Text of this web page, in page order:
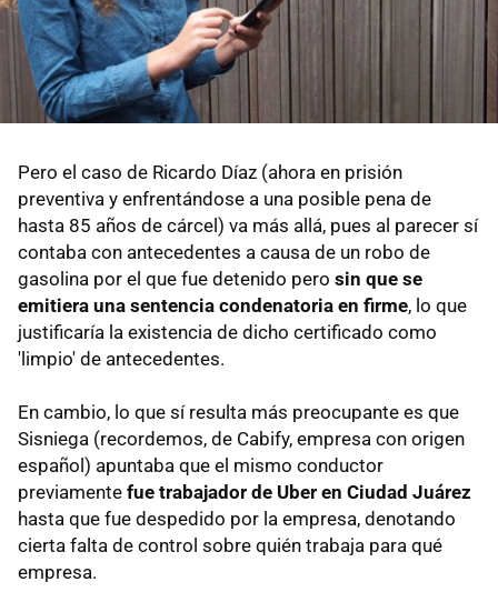
Pero el caso de Ricardo Díaz (ahora en prisión
preventiva y enfrentándose a una posible pena de
hasta 85 años de cárcel) va más allá, pues al parecer sí
contaba con antecedentes a causa de un robo de
gasolina por el que fue detenido pero sin que se
emitiera una sentencia condenatoria en firme, lo que
justificaría la existencia de dicho certificado como
'limpio' de antecedentes.
En cambio, lo que sí resulta más preocupante es que
Sisniega (recordemos, de Cabify, empresa con origen
español) apuntaba que el mismo conductor
previamente fue trabajador de Uber en Ciudad Juárez
hasta que fue despedido por la empresa, denotando
cierta falta de control sobre quién trabaja para qué
empresa.